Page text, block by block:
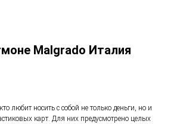
Malgrado Италия
любит носить с собой не только деньги, но и
карт. Для них предусмотрено целых